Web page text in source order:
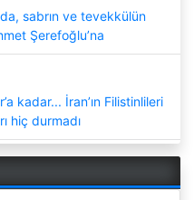
sabrın ve tevekkülün
Şerefoğlu’na
kadar... İran’ın Filistinlileri
hiç durmadı